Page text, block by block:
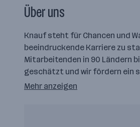
Über uns
Knauf steht für Chancen und
beeindruckende Karriere zu
Mitarbeitenden in 90 Ländern
geschätzt und wir fördern ein
Mehr anzeigen